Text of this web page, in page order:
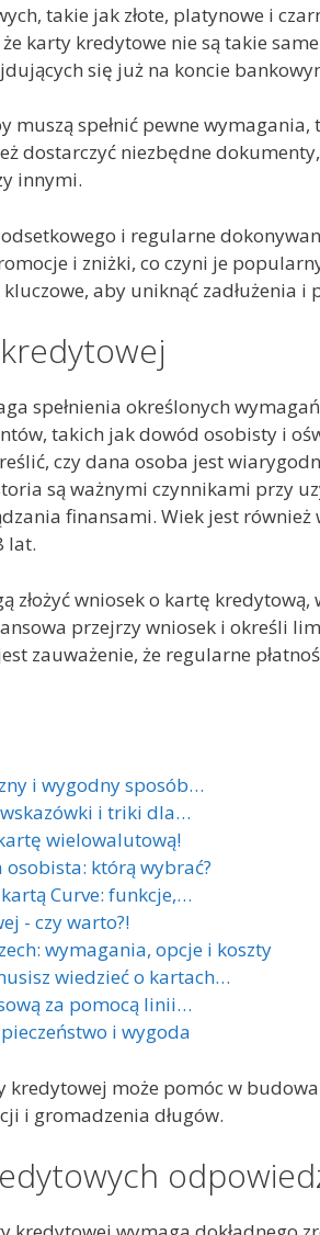
takie jak złote, platynowe i
karty kredytowe nie są takie
się już na koncie
muszą spełnić pewne
dostarczyć niezbędne
innymi.
i regularne
i zniżki, co czyni je
aby uniknąć zadłużenia i
spełnienia określonych
takich jak dowód osobisty i
czy dana osoba jest
są ważnymi czynnikami przy
finansami. Wiek jest
lat.
złożyć wniosek o kartę
przejrzy wniosek i określi
zauważenie, że regularne
i wygodny sposób…
wskazówki i triki dla…
wielowalutową!
którą wybrać?
Curve: funkcje,…
- czy warto?!
wymagania, opcje i koszty
wiedzieć o kartach…
za pomocą linii…
i wygoda
kredytowej może pomóc w
i gromadzenia długów.